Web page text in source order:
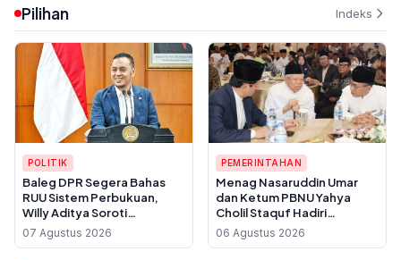
Pilihan Indeks
POLITIK
Baleg DPR Segera Bahas
RUU Sistem Perbukuan,
Willy Aditya Soroti
Maraknya Penerbit Gulung
Tikar
07 Agustus 2026
PEMERINTAHAN
Menag Nasaruddin Umar
dan Ketum PBNU Yahya
Cholil Staquf Hadiri
Peluncuran Buku Pemikiran
KH Ma'ruf Amin Jelang
06 Agustus 2026